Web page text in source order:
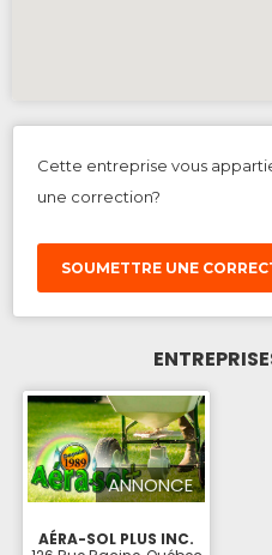
Cette entreprise vous
une correction?
SOUMETTRE UNE
ANNONCE
AÉRA-SOL PLUS INC.